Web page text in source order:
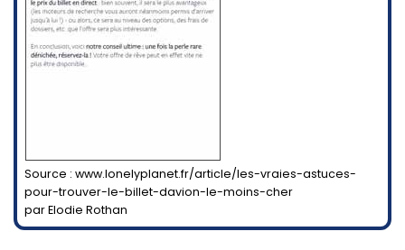
Source : www.lonelyplanet.fr/article/les-vraies-astuces-
pour-trouver-le-billet-davion-le-moins-cher
par Elodie Rothan